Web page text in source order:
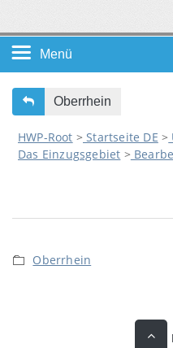
Menü
Startseite DE
Unsere Themen
Oberrhein
HWP-Root > Startseite DE >
Das Einzugsgebiet >
Oberrhein